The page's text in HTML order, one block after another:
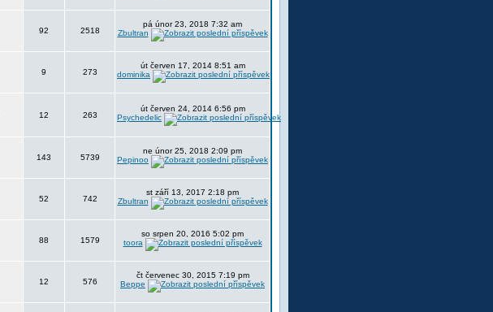
92 2518
pá únor 23, 2018 7:32 am
Zbultran
9 273
út červen 17, 2014 8:51 am
dominika
12 263
út červen 24, 2014 6:56 pm
Psychedelic
143 5739
ne únor 25, 2018 2:09 pm
Pepinoo
52 742
st září 13, 2017 2:18 pm
Zbultran
88 1579
so srpen 20, 2016 5:02 pm
toora
12 576
čt červenec 30, 2015 7:19 pm
Beppe